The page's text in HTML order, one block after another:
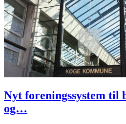
Nyt foreningssystem til
og…